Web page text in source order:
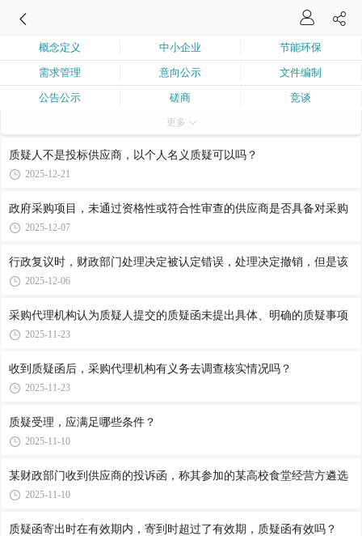
概念定义 中小企业 节能环保
需求管理 意向公示 文件编制
公告公示 磋商 竞谈
单一来源
合作创新采购 采购购买服务
联合体与分包
弄虚作假
更多
质疑人不是投标供应商，以个人名义质疑可以吗？
2025-12-21
政府采购项目，未通过资格性或符合性审查的供应商是否具备对采购
2025-12-07
行政复议时，财政部门处理决定被认定错误，处理决定撤销，但是该
2025-12-06
采购代理机构认为质疑人提交的质疑函未提出具体、明确的质疑事项
2025-11-23
收到质疑函后，采购代理机构有义务去调查核实情况吗？
2025-11-23
质疑受理，应满足哪些条件？
2025-11-10
某财政部门收到供应商的投诉函，称其参加的某高校食堂经营方遴选
2025-11-10
质疑函寄出时在有效期内，寄到时超过了有效期，质疑函有效吗？